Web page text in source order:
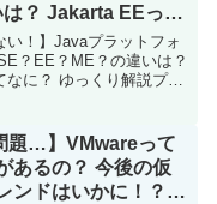
は？ Jakarta EEって
り解説プログラミ
い！】Javaプラットフォ
？EE？ME？の違いは？
なに？ ゆっくり解説プロ
と主要...
題…】VMwareって
あるの？ 今後の仮
ンドはいかに！？